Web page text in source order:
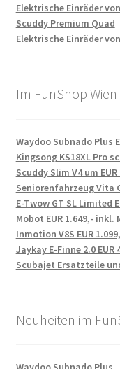
Elektrische Einräder
Scuddy Premium Quad
Elektrische Einräder
Im FunShop
Waydoo Subnado Plus
Kingsong KS18XL Pro
Scuddy Slim V4 um
Seniorenfahrzeug Vita
E-Twow GT SL Limited
Mobot EUR 1.649,- inkl.
Inmotion V8S EUR
Jaykay E-Finne 2.0 EUR
Scubajet Ersatzteile
Neuheiten im